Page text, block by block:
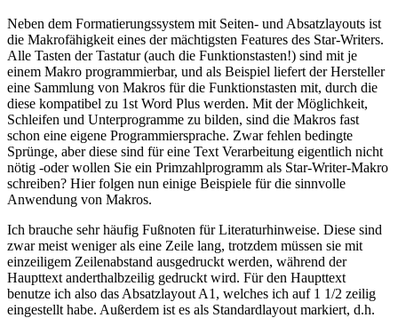
Neben dem Formatierungssystem mit Seiten- und Absatzlayouts ist
die Makrofähigkeit eines der mächtigsten Features des Star-Writers.
Alle Tasten der Tastatur (auch die Funktionstasten!) sind mit je
einem Makro programmierbar, und als Beispiel liefert der Hersteller
eine Sammlung von Makros für die Funktionstasten mit, durch die
diese kompatibel zu 1st Word Plus werden. Mit der Möglichkeit,
Schleifen und Unterprogramme zu bilden, sind die Makros fast
schon eine eigene Programmiersprache. Zwar fehlen bedingte
Sprünge, aber diese sind für eine Text Verarbeitung eigentlich nicht
nötig -oder wollen Sie ein Primzahlprogramm als Star-Writer-Makro
schreiben? Hier folgen nun einige Beispiele für die sinnvolle
Anwendung von Makros.
Ich brauche sehr häufig Fußnoten für Literaturhinweise. Diese sind
zwar meist weniger als eine Zeile lang, trotzdem müssen sie mit
einzeiligem Zeilenabstand ausgedruckt werden, während der
Haupttext anderthalbzeilig gedruckt wird. Für den Haupttext
benutze ich also das Absatzlayout A1, welches ich auf 1 1/2 zeilig
eingestellt habe. Außerdem ist es als Standardlayout markiert, d.h.